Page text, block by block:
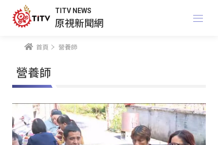
TITV NEWS
原視新聞網
首頁 營養師
營養師